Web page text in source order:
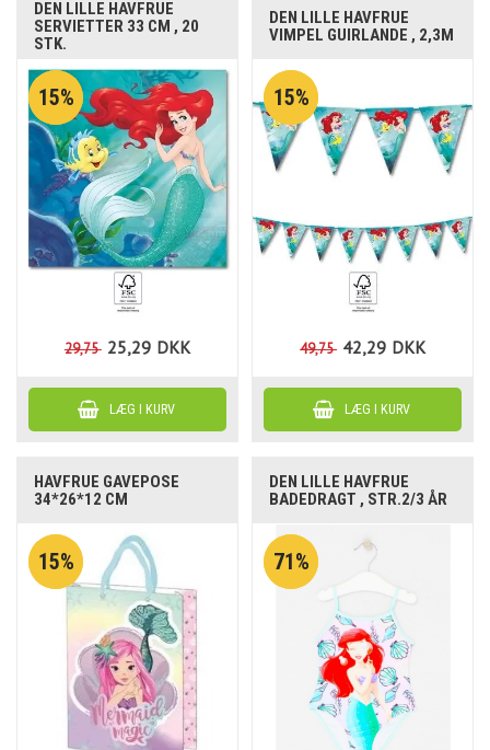
DEN LILLE HAVFRUE
SERVIETTER 33 CM , 20
STK.
15%
29,75 25,29 DKK
DEN LILLE HAVFRUE
VIMPEL GUIRLANDE , 2,3M
15%
49,75 42,29 DKK
HAVFRUE GAVEPOSE
34*26*12 CM
15%
DEN LILLE HAVFRUE
BADEDRAGT , STR.2/3 ÅR
71%